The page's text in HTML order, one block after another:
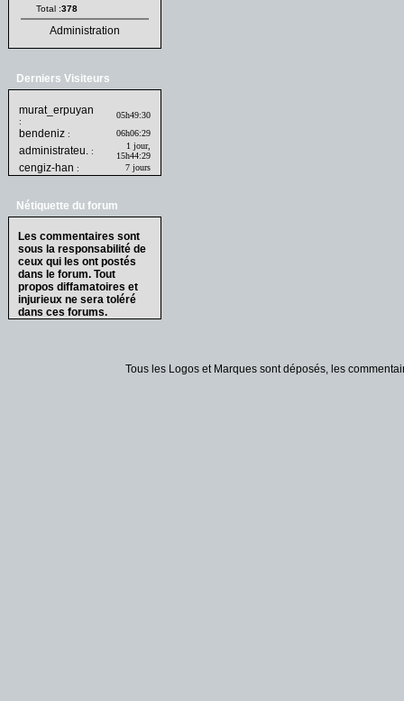
Total :378
Administration
Derniers Visiteurs
murat_erpuyan
:
05h49:30
bendeniz : 06h06:29
administrateu. :
1 jour,
15h44:29
cengiz-han : 7 jours
Nétiquette du forum
Les commentaires sont
sous la responsabilité de
ceux qui les ont postés
dans le forum. Tout
propos diffamatoires et
injurieux ne sera toléré
dans ces forums.
Tous les Logos et Marques sont déposés, les